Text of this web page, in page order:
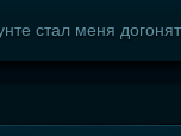
стал меня